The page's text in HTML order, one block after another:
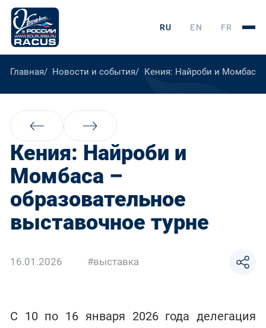
RU EN FR
Главная Новости и события Кения: Найроби и Момбаса
Кения: Найроби и
Момбаса –
образовательное
выставочное турне
16.01.2026 #выставка
С 10 по 16 января 2026 года делегация